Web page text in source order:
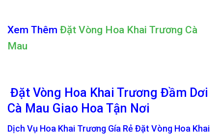
Xem Thêm Đặt Vòng Hoa Khai Trương Cà
Mau
Đặt Vòng Hoa Khai Trương Đầm Dơi
Cà Mau Giao Hoa Tận Nơi
Dịch Vụ Hoa Khai Trương Gía Rẻ Đặt Vòng Hoa Khai